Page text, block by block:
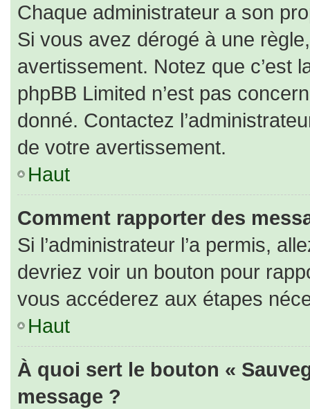
Chaque administrateur a son
Si vous avez dérogé à une
avertissement. Notez que c’est
phpBB Limited n’est pas
donné. Contactez
de votre avertissement.
Haut
Comment rapporter des
Si l’administrateur l’a permis,
devriez voir un bouton pour
vous accéderez aux étapes
Haut
À quoi sert le bouton «
message ?